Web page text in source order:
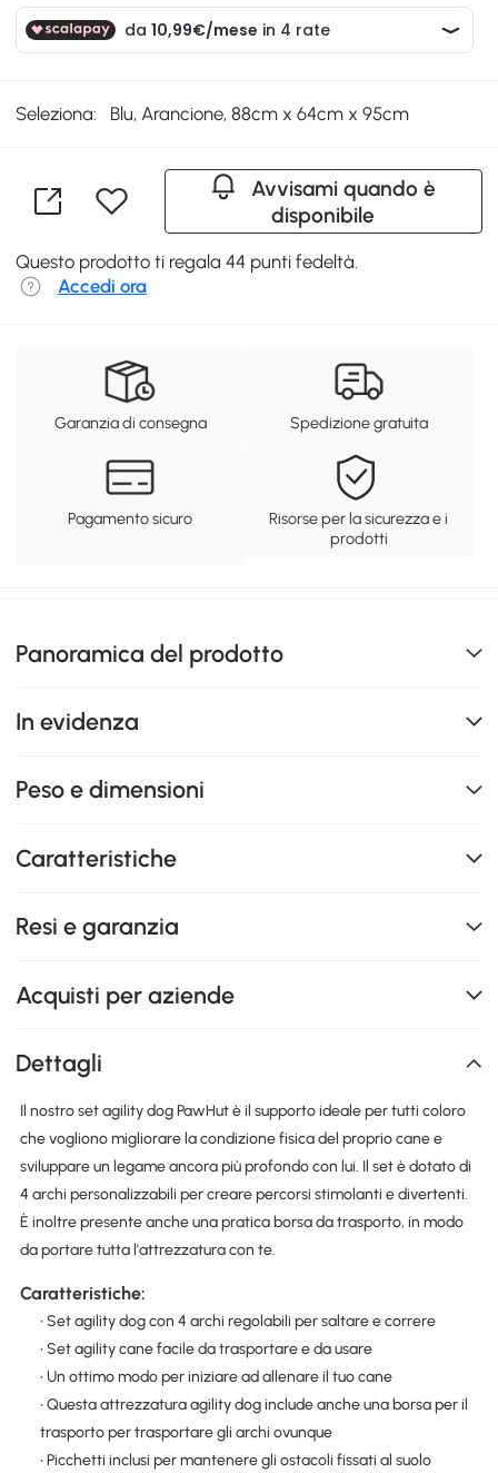
Seleziona: Blu, Arancione, 88cm x 64cm x 95cm
Avvisami quando è
disponibile
Questo prodotto ti regala 44 punti fedeltà.
Accedi ora
Garanzia di consegna Spedizione gratuita
Pagamento sicuro
Risorse per la sicurezza e i
prodotti
Panoramica del prodotto
In evidenza
Peso e dimensioni
Caratteristiche
Resi e garanzia
Acquisti per aziende
Dettagli
Il nostro set agility dog PawHut è il supporto ideale per tutti coloro
che vogliono migliorare la condizione fisica del proprio cane e
sviluppare un legame ancora più profondo con lui. Il set è dotato di
4 archi personalizzabili per creare percorsi stimolanti e divertenti.
È inoltre presente anche una pratica borsa da trasporto, in modo
da portare tutta l'attrezzatura con te.
Caratteristiche:
• Set agility dog con 4 archi regolabili per saltare e correre
• Set agility cane facile da trasportare e da usare
• Un ottimo modo per iniziare ad allenare il tuo cane
• Questa attrezzatura agility dog include anche una borsa per il
trasporto per trasportare gli archi ovunque
• Picchetti inclusi per mantenere gli ostacoli fissati al suolo